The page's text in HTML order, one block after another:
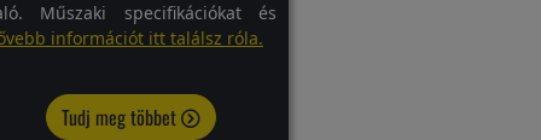
Műszaki specifikációkat és
információt itt találsz róla.
Tudj meg többet